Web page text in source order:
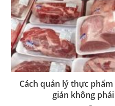
Cách quản lý thực
giản không